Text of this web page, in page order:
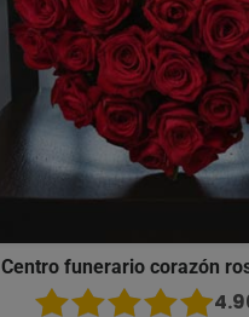
Centro funerario corazón